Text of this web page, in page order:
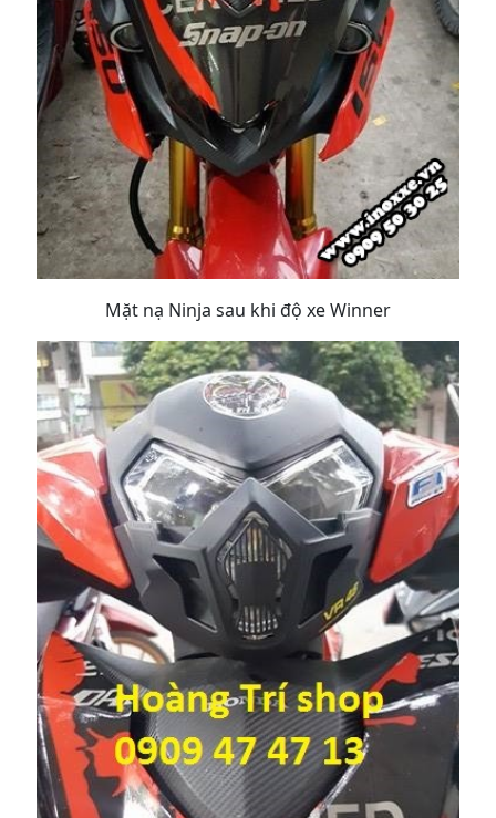
Mặt nạ Ninja sau khi độ xe Winner